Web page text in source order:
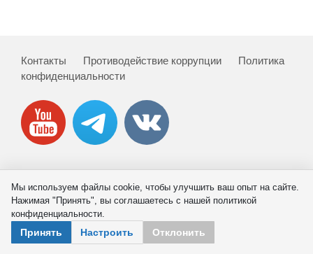
Публикации
Научная жизнь
Издания
О журнале
Номера журналов
Контакты Противодействие коррупции
Политика
конфиденциальности
Мы используем файлы cookie, чтобы улучшить ваш опыт на сайте.
Нажимая "Принять", вы соглашаетесь с нашей политикой
конфиденциальности.
Принять Настроить Отклонить